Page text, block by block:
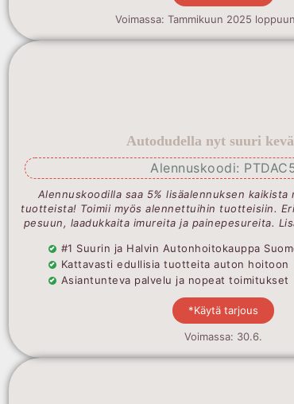
Voimassa: Tammikuun 2025
Autodudella nyt suuri
Alennuskoodi:
Alennuskoodilla saa 5% lisäalennuksen kaikista
tuotteista! Toimii myös alennettuihin tuotteisiin.
pesuun, laadukkaita imureita ja painepesureita.
#1 Suurin ja Halvin Autonhoitokauppa
Kattavasti edullisia tuotteita auton hoitoon
Asiantunteva palvelu ja nopeat toimitukset
*Käytä tarjous
Voimassa: 30.6.